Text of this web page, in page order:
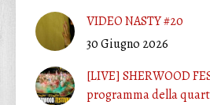
VIDEO NASTY #20
30 Giugno 2026
[LIVE] SHERWOOD
programma della